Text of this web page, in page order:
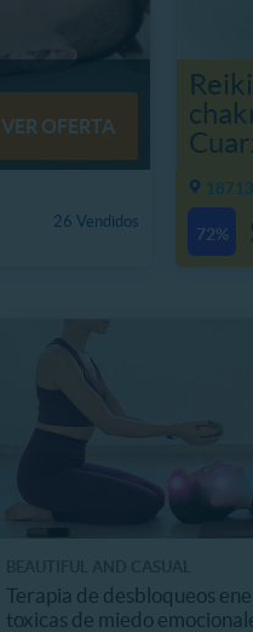
VER OFERTA
26 Vendidos
72%
Terapia de desbloqueos
toxicas de miedo